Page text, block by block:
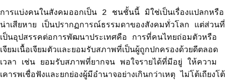
การแบ่งคนในสังคมออกเป็น 2 ชนชั้นนี้ มิใช่เป็นเรื่องแปลกหรือ
น่าเสียหาย เป็นปรากฏการณ์ธรรมดาของสังคมทั่วโลก แต่ส่วนที่
เป็นอุปสรรคต่อการพัฒนาประเทศคือ การที่คนไทยถ่อมตัวหรือ
เจียมเนื้อเจียมตัวและยอมรับสภาพที่เป็นผู้ถูกปกครองด้วยดีตลอด
เวลา เช่น ยอมรับสภาพที่ยากจน พอใจรายได้ที่มีอยู่ ให้ความ
เคารพเชื่อฟังและยกย่องผู้มีอำนาจอย่างเกินกว่าเหตุ ไม่โต้เถียงโต้